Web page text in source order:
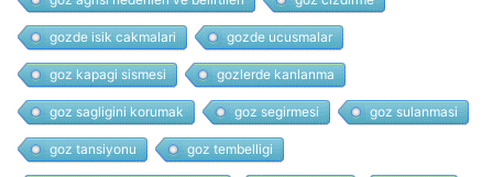
gozde isik cakmalari gozde ucusmalar
goz kapagi sismesi gozlerde kanlanma
goz sagligini korumak goz segirmesi goz sulanmasi
goz tansiyonu goz tembelligi